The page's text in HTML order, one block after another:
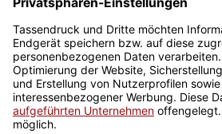
Newsletter